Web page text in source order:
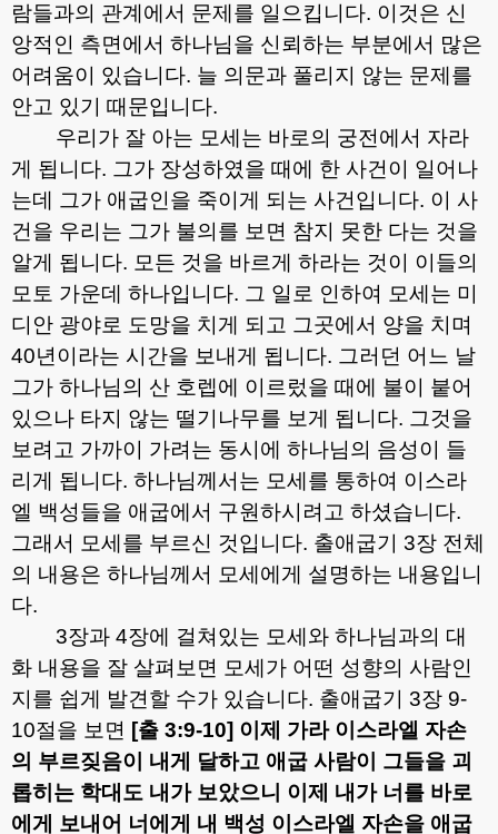
람들과의 관계에서 문제를 일으킵니다. 이것은 신
앙적인 측면에서 하나님을 신뢰하는 부분에서 많은
어려움이 있습니다. 늘 의문과 풀리지 않는 문제를
안고 있기 때문입니다.
우리가 잘 아는 모세는 바로의 궁전에서 자라
게 됩니다. 그가 장성하였을 때에 한 사건이 일어나
는데 그가 애굽인을 죽이게 되는 사건입니다. 이 사
건을 우리는 그가 불의를 보면 참지 못한 다는 것을
알게 됩니다. 모든 것을 바르게 하라는 것이 이들의
모토 가운데 하나입니다. 그 일로 인하여 모세는 미
디안 광야로 도망을 치게 되고 그곳에서 양을 치며
40년이라는 시간을 보내게 됩니다. 그러던 어느 날
그가 하나님의 산 호렙에 이르렀을 때에 불이 붙어
있으나 타지 않는 떨기나무를 보게 됩니다. 그것을
보려고 가까이 가려는 동시에 하나님의 음성이 들
리게 됩니다. 하나님께서는 모세를 통하여 이스라
엘 백성들을 애굽에서 구원하시려고 하셨습니다.
그래서 모세를 부르신 것입니다. 출애굽기 3장 전체
의 내용은 하나님께서 모세에게 설명하는 내용입니
다.
3장과 4장에 걸쳐있는 모세와 하나님과의 대
화 내용을 잘 살펴보면 모세가 어떤 성향의 사람인
지를 쉽게 발견할 수가 있습니다. 출애굽기 3장 9-
10절을 보면 [출 3:9-10] 이제 가라 이스라엘 자손
의 부르짖음이 내게 달하고 애굽 사람이 그들을 괴
롭히는 학대도 내가 보았으니 이제 내가 너를 바로
에게 보내어 너에게 내 백성 이스라엘 자손을 애굽